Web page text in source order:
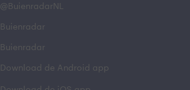
@BuienradarNL
Buienradar
Buienradar
Download de Android app